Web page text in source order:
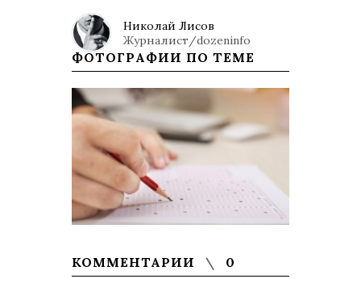
Николай Лисов
Журналист/dozeninfo
ФОТОГРАФИИ ПО ТЕМЕ
КОММЕНТАРИИ 0